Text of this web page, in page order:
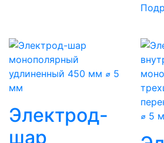
Электрод-
шар